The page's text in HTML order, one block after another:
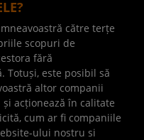
către terțe
scopuri de
fără
Totuși, este posibil să
altor companii
acționează în calitate
cum ar fi companiile
ului nostru si